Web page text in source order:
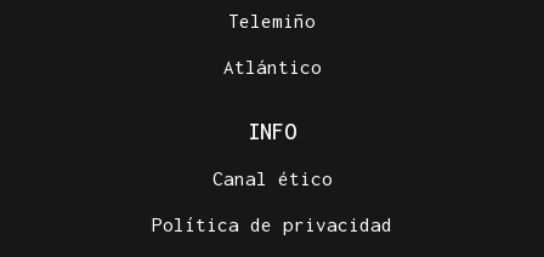
Telemiño
Atlántico
INFO
Canal ético
Política de privacidad